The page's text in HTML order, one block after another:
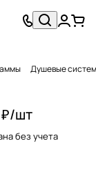
Душевые
шт
без учета